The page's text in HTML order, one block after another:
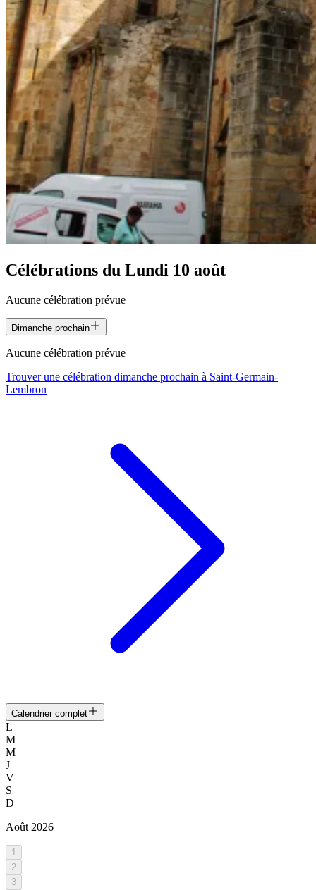
Célébrations du Lundi 10 août
Aucune célébration prévue
Dimanche prochain
Aucune célébration prévue
Trouver une célébration dimanche prochain à Saint-Germain-
Lembron
Calendrier complet
L
M
M
J
V
S
D
Août 2026
1
2
3